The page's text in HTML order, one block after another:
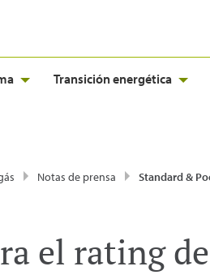
Transición energética
Notas de prensa Standard & Poor’s mejora el rating de
el rating